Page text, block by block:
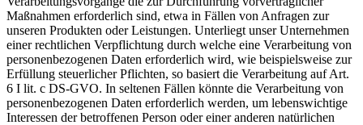
Maßnahmen erforderlich sind, etwa in Fällen von Anfragen zur
unseren Produkten oder Leistungen. Unterliegt unser Unternehmen
einer rechtlichen Verpflichtung durch welche eine Verarbeitung von
personenbezogenen Daten erforderlich wird, wie beispielsweise zur
Erfüllung steuerlicher Pflichten, so basiert die Verarbeitung auf Art.
6 I lit. c DS-GVO. In seltenen Fällen könnte die Verarbeitung von
personenbezogenen Daten erforderlich werden, um lebenswichtige
Interessen der betroffenen Person oder einer anderen natürlichen